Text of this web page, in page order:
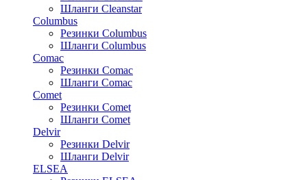
Шланги Cleanstar
Columbus
Резинки Columbus
Шланги Columbus
Comac
Резинки Comac
Шланги Comac
Comet
Резинки Comet
Шланги Comet
Delvir
Резинки Delvir
Шланги Delvir
ELSEA